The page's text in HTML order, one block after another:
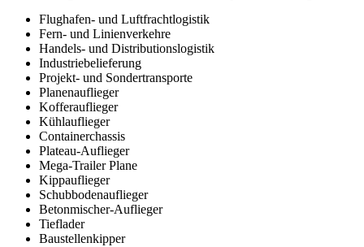
Flughafen- und Luftfrachtlogistik
Fern- und Linienverkehre
Handels- und Distributionslogistik
Industriebelieferung
Projekt- und Sondertransporte
Planenauflieger
Kofferauflieger
Kühlauflieger
Containerchassis
Plateau-Auflieger
Mega-Trailer Plane
Kippauflieger
Schubbodenauflieger
Betonmischer-Auflieger
Tieflader
Baustellenkipper